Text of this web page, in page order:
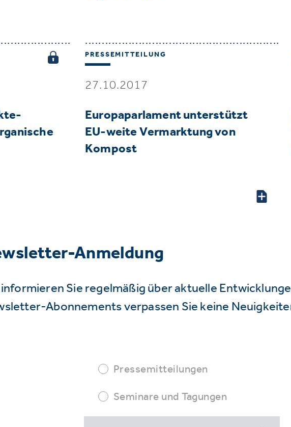
PRESSEMITTEILUNG
27.10.2017
Europaparlament unterstützt
EU-weite Vermarktung von
Kompost
Anmeldung
Sie regelmäßig über aktuelle
Abonnements verpassen Sie keine
Pressemitteilungen
Seminare und Tagungen